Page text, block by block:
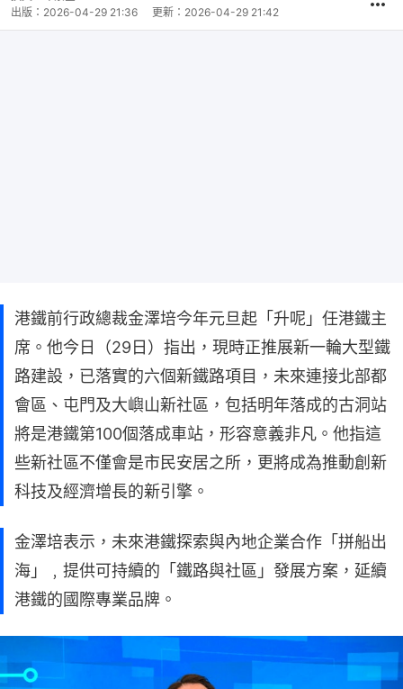
出版： 2026-04-29 21:36 更新： 2026-04-29 21:42
港鐵前行政總裁金澤培今年元旦起「升呢」任港鐵主
席。他今日（29日）指出，現時正推展新一輪大型鐵
路建設，已落實的六個新鐵路項目，未來連接北部都
會區、屯門及大嶼山新社區，包括明年落成的古洞站
將是港鐵第100個落成車站，形容意義非凡。他指這
些新社區不僅會是市民安居之所，更將成為推動創新
科技及經濟增長的新引擎。
金澤培表示，未來港鐵探索與內地企業合作「拼船出
海」﹐提供可持續的「鐵路與社區」發展方案，延續
港鐵的國際專業品牌。